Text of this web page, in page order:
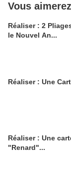
Vous
Réaliser : 2
le Nouvel An...
Réaliser : Une
Réaliser : Une
"Renard"...